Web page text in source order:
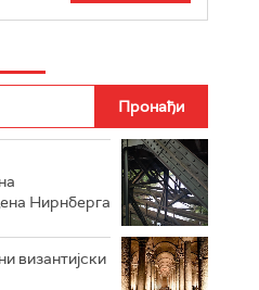
РАДИО РОКЕНРОЛЕР
РАДИО ЏУБОКС
РАДИО ВРТЕШКА
РАДИО ЏЕЗЕР
ИНФО
Нирнберга
византијски